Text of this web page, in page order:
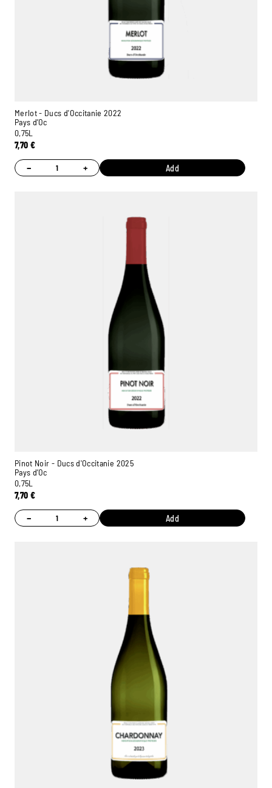
Merlot - Ducs d'Occitanie 2022
Pays d’Oc
0,75L
7,70 €
− + Add
Pinot Noir - Ducs d'Occitanie 2025
Pays d’Oc
0,75L
7,70 €
− + Add